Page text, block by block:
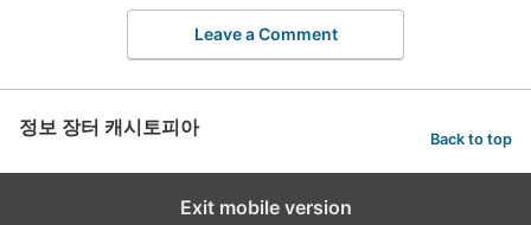
Leave a Comment
정보 장터 캐시토피아 Back to top
Exit mobile version